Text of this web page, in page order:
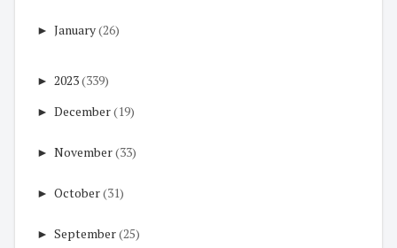
► January(26)
► 2023(339)
► December(19)
► November(33)
► October(31)
► September(25)